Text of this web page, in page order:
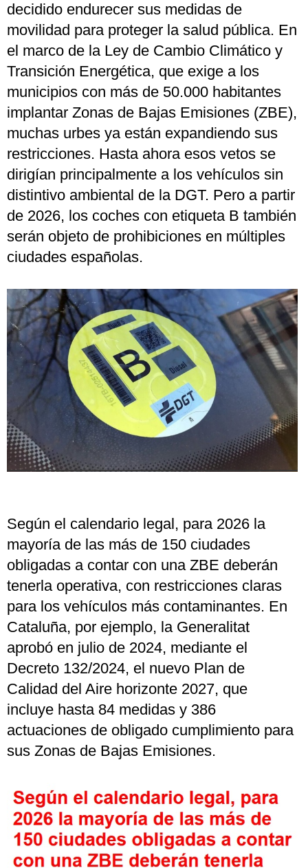
decidido endurecer sus medidas de
movilidad para proteger la salud pública. En
el marco de la Ley de Cambio Climático y
Transición Energética, que exige a los
municipios con más de 50.000 habitantes
implantar Zonas de Bajas Emisiones (ZBE),
muchas urbes ya están expandiendo sus
restricciones. Hasta ahora esos vetos se
dirigían principalmente a los vehículos sin
distintivo ambiental de la DGT. Pero a partir
de 2026, los coches con etiqueta B también
serán objeto de prohibiciones en múltiples
ciudades españolas.
Según el calendario legal, para 2026 la
mayoría de las más de 150 ciudades
obligadas a contar con una ZBE deberán
tenerla operativa, con restricciones claras
para los vehículos más contaminantes. En
Cataluña, por ejemplo, la Generalitat
aprobó en julio de 2024, mediante el
Decreto 132/2024, el nuevo Plan de
Calidad del Aire horizonte 2027, que
incluye hasta 84 medidas y 386
actuaciones de obligado cumplimiento para
sus Zonas de Bajas Emisiones.